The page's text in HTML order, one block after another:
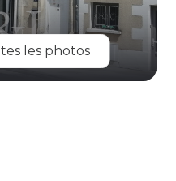
les photos